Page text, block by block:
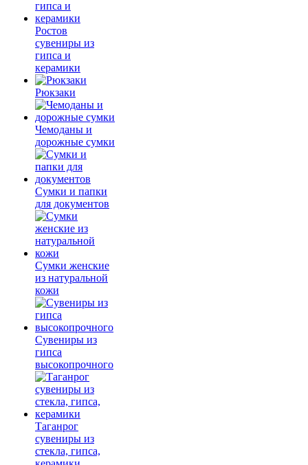
Ростов
сувениры из
гипса и
керамики
Рюкзаки
Чемоданы и
дорожные сумки
Сумки и папки
для документов
Сумки женские
из натуральной
кожи
Сувениры из
гипса
высокопрочного
Таганрог
сувениры из
стекла, гипса,